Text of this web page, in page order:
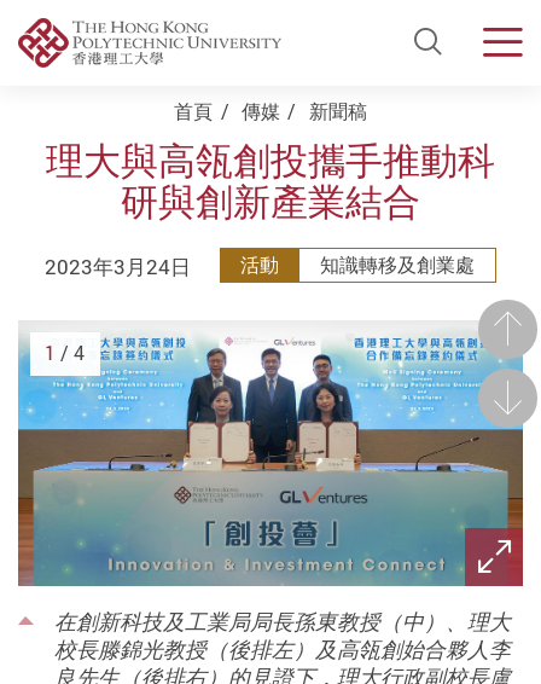
Open
Start main content首頁 傳媒 新聞稿
理大與高瓴創投攜手推動科
研與創新產業結合
2023年3月24日 活動 知識轉移及創業處
前
在創新科技及工業局局長孫東教授（中）、理大
校長滕錦光教授（後排左）及高瓴創始合夥人李
良先生（後排右）的見證下，理大行政副校長盧
後一
1 / 4